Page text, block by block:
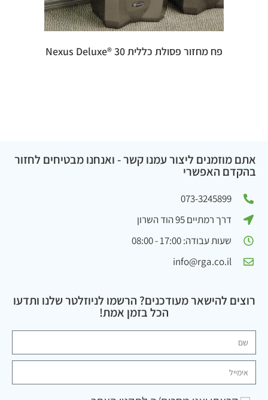
פח מחזור פסולת כללית 30 ®Nexus Deluxe
אתם מוזמנים ליצור עמנו קשר - ואנחנו מבטיחים לחזור
בהקדם האפשרי
073-3245899
דרך רמתיים 95 הוד השרון
שעות עבודה: 17:00 - 08:00
info@rga.co.il
רוצים להישאר מעודכנים? הרשמו לניוזלטר שלנו ותדעו
הכל בזמן אמת!